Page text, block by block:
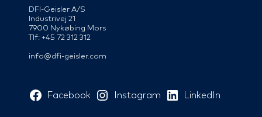
DFI-Geisler A/S
Industrivej 21
7900 Nykøbing Mors
Tlf: +45 72 312 312
info@dfi-geisler.com
Facebook Instagram LinkedIn